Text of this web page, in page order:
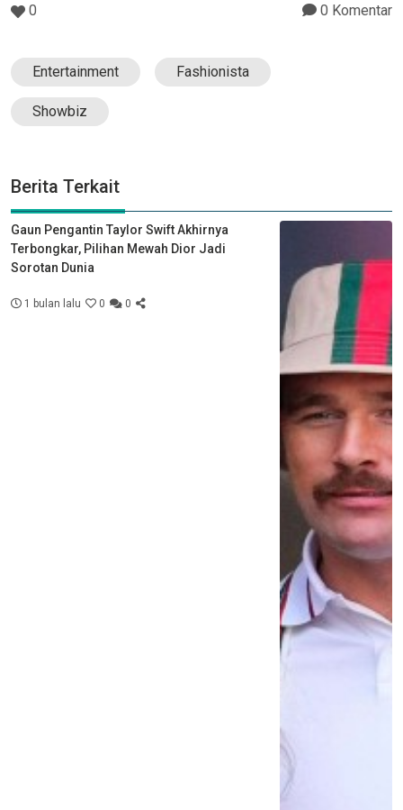
0 0 Komentar
Entertainment Fashionista
Showbiz
Berita Terkait
Gaun Pengantin Taylor Swift Akhirnya
Terbongkar, Pilihan Mewah Dior Jadi
Sorotan Dunia
1 bulan lalu 0 0